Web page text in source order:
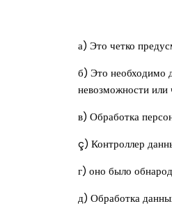
а) Это четко
б) Это необходимо
невозможности или
в) Обработка
ç) Контроллер
г) оно было
д) Обработка